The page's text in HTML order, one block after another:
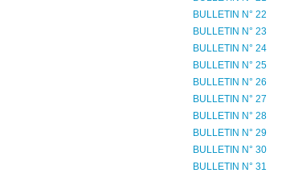
BULLETIN N° 22
BULLETIN N° 23
BULLETIN N° 24
BULLETIN N° 25
BULLETIN N° 26
BULLETIN N° 27
BULLETIN N° 28
BULLETIN N° 29
BULLETIN N° 30
BULLETIN N° 31